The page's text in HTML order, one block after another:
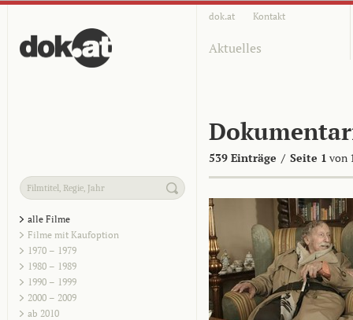
dok.at Kontakt
Aktuelles
539 Einträge / Seite 1 von
alle Filme
Filme mit Kaufoption
1970 – 1979
1980 – 1989
1990 – 1999
2000 – 2009
ab 2010